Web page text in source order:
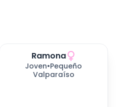
Ramona
Joven•Pequeño
Valparaíso